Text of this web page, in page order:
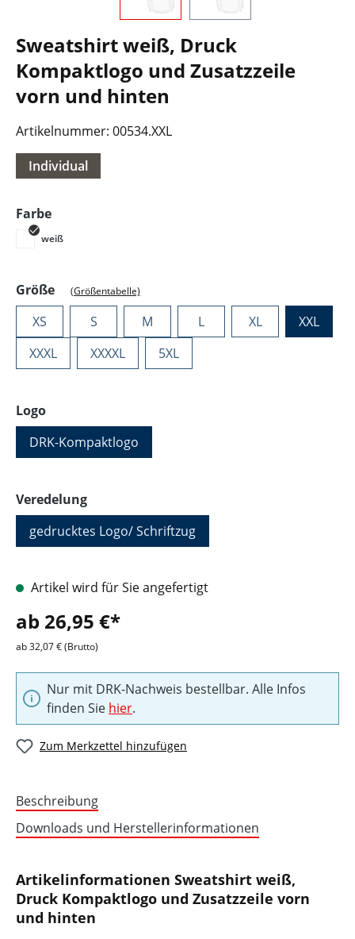
Sweatshirt weiß, Druck
Kompaktlogo und Zusatzzeile
vorn und hinten
Artikelnummer: 00534.XXL
Individual
Farbeauswählen
weiß
Größeauswählen
(Größentabelle)
XS S M L XL
XXL
XXXL
XXXXL 5XL
Logoauswählen
DRK-Kompaktlogo
Veredelungauswählen
gedrucktes Logo/ Schriftzug
Artikel wird für Sie angefertigt
ab 26,95 €*
ab 32,07 € (Brutto)
Nur mit DRK-Nachweis bestellbar. Alle Infos
finden Sie hier.
Zum Merkzettel hinzufügen
Beschreibung
Downloads und Herstellerinformationen
Artikelinformationen Sweatshirt weiß,
Druck Kompaktlogo und Zusatzzeile vorn
und hinten